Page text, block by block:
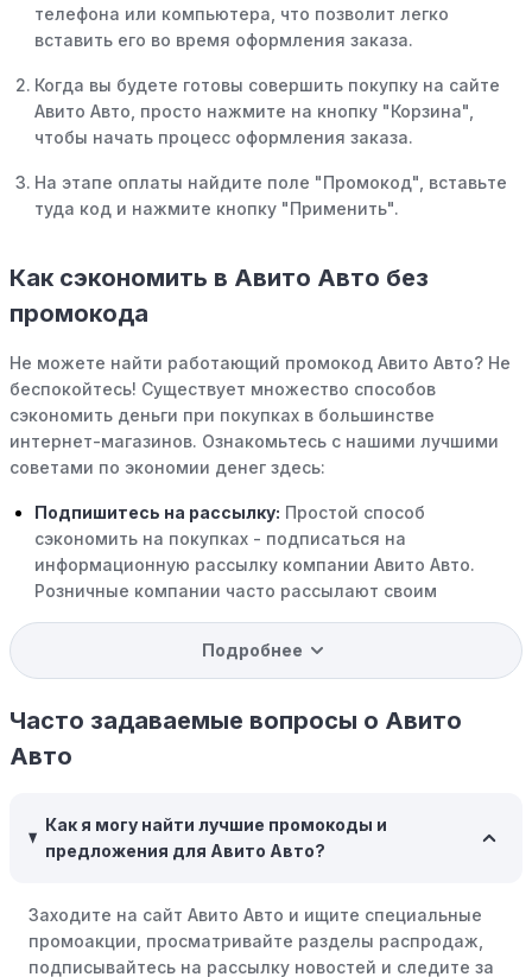
телефона или компьютера, что позволит легко
вставить его во время оформления заказа.
Когда вы будете готовы совершить покупку на сайте
Авито Авто, просто нажмите на кнопку "Корзина",
чтобы начать процесс оформления заказа.
На этапе оплаты найдите поле "Промокод", вставьте
туда код и нажмите кнопку "Применить".
Как сэкономить в Авито Авто без
промокода
Не можете найти работающий промокод Авито Авто? Не
беспокойтесь! Существует множество способов
сэкономить деньги при покупках в большинстве
интернет-магазинов. Ознакомьтесь с нашими лучшими
советами по экономии денег здесь:
Подпишитесь на рассылку: Простой способ
сэкономить на покупках - подписаться на
информационную рассылку компании Авито Авто.
Розничные компании часто рассылают своим
доступ к распродажам.
компании Авито Авто есть программы поощрения,
позволяющие зарабатывать баллы или cashback на
покупках. Накапливайте баллы и обменивайте их на
Совершать покупки во время распродаж:
Следите за
крупными распродажами, такими как "черная
розничные компании часто предлагают значительные
скидки.
Подробнее
Часто задаваемые вопросы о Авито
Авто
Как я могу найти лучшие промокоды и
предложения для Авито Авто?
Заходите на сайт Авито Авто и ищите специальные
промоакции, просматривайте разделы распродаж,
подписывайтесь на рассылку новостей и следите за